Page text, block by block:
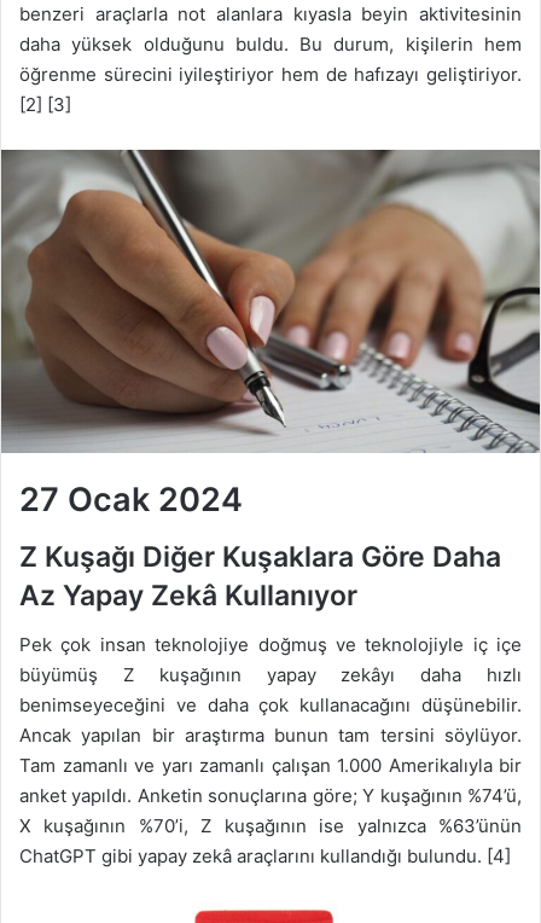
benzeri araçlarla not alanlara kıyasla beyin aktivitesinin
daha yüksek olduğunu buldu. Bu durum, kişilerin hem
öğrenme sürecini iyileştiriyor hem de hafızayı geliştiriyor.
[2] [3]
27 Ocak 2024
Z Kuşağı Diğer Kuşaklara Göre Daha
Az Yapay Zekâ Kullanıyor
Pek çok insan teknolojiye doğmuş ve teknolojiyle iç içe
büyümüş Z kuşağının yapay zekâyı daha hızlı
benimseyeceğini ve daha çok kullanacağını düşünebilir.
Ancak yapılan bir araştırma bunun tam tersini söylüyor.
Tam zamanlı ve yarı zamanlı çalışan 1.000 Amerikalıyla bir
anket yapıldı. Anketin sonuçlarına göre; Y kuşağının %74’ü,
X kuşağının %70’i, Z kuşağının ise yalnızca %63’ünün
ChatGPT gibi yapay zekâ araçlarını kullandığı bulundu. [4]